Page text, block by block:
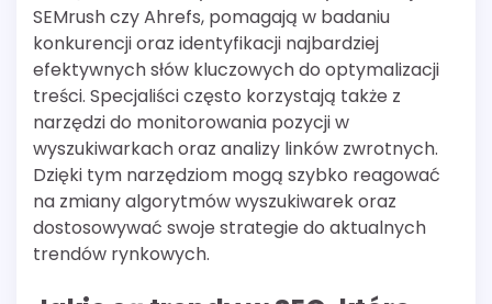
SEMrush czy Ahrefs, pomagają w badaniu
konkurencji oraz identyfikacji najbardziej
efektywnych słów kluczowych do optymalizacji
treści. Specjaliści często korzystają także z
narzędzi do monitorowania pozycji w
wyszukiwarkach oraz analizy linków zwrotnych.
Dzięki tym narzędziom mogą szybko reagować
na zmiany algorytmów wyszukiwarek oraz
dostosowywać swoje strategie do aktualnych
trendów rynkowych.